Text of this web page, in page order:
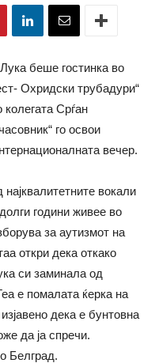
беше гостинка во
Охридски трубадури“
Срѓан
го освои
вечер.
вокали
години живее во
за аутизмот на
откри дека откако
си заминала од
е помалата ќерка на
дека е бунтовна
да ја спречи.
Белград.